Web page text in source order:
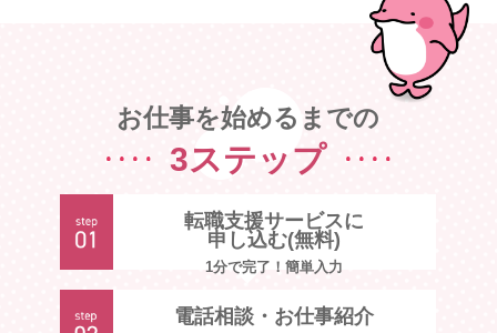
お仕事を始めるまでの
3ステップ
転職支援サービスに
申し込む(無料)
1分で完了！簡単入力
電話相談・お仕事紹介